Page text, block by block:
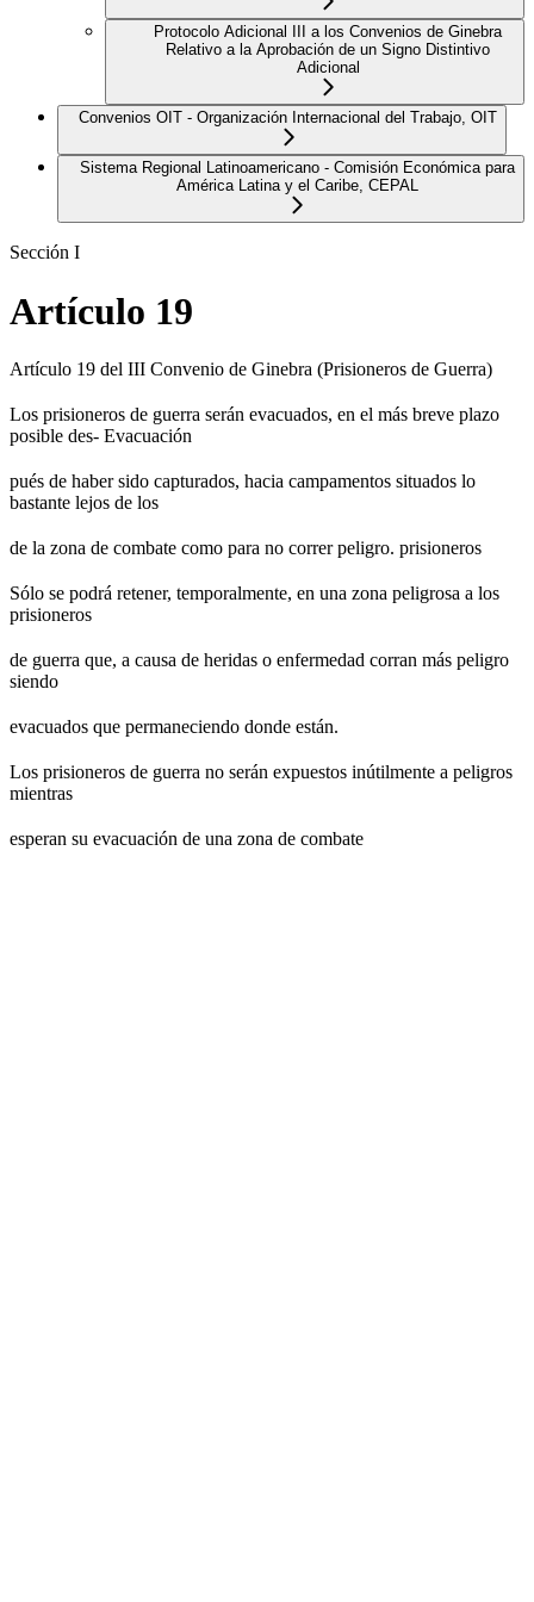
Protocolo Adicional III a los Convenios de Ginebra
Relativo a la Aprobación de un Signo Distintivo
Adicional
Convenios OIT - Organización Internacional del Trabajo, OIT
Sistema Regional Latinoamericano - Comisión Económica para
América Latina y el Caribe, CEPAL
Sección I
Artículo 19
Artículo 19 del III Convenio de Ginebra (Prisioneros de Guerra)
Los prisioneros de guerra serán evacuados, en el más breve plazo
posible des- Evacuación
pués de haber sido capturados, hacia campamentos situados lo
bastante lejos de los
de la zona de combate como para no correr peligro. prisioneros
Sólo se podrá retener, temporalmente, en una zona peligrosa a los
prisioneros
de guerra que, a causa de heridas o enfermedad corran más peligro
siendo
evacuados que permaneciendo donde están.
Los prisioneros de guerra no serán expuestos inútilmente a peligros
mientras
esperan su evacuación de una zona de combate